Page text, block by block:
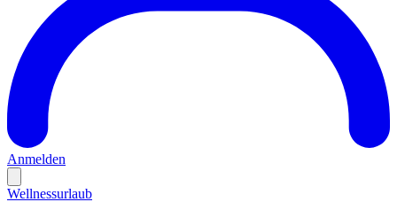
Anmelden
Wellnessurlaub